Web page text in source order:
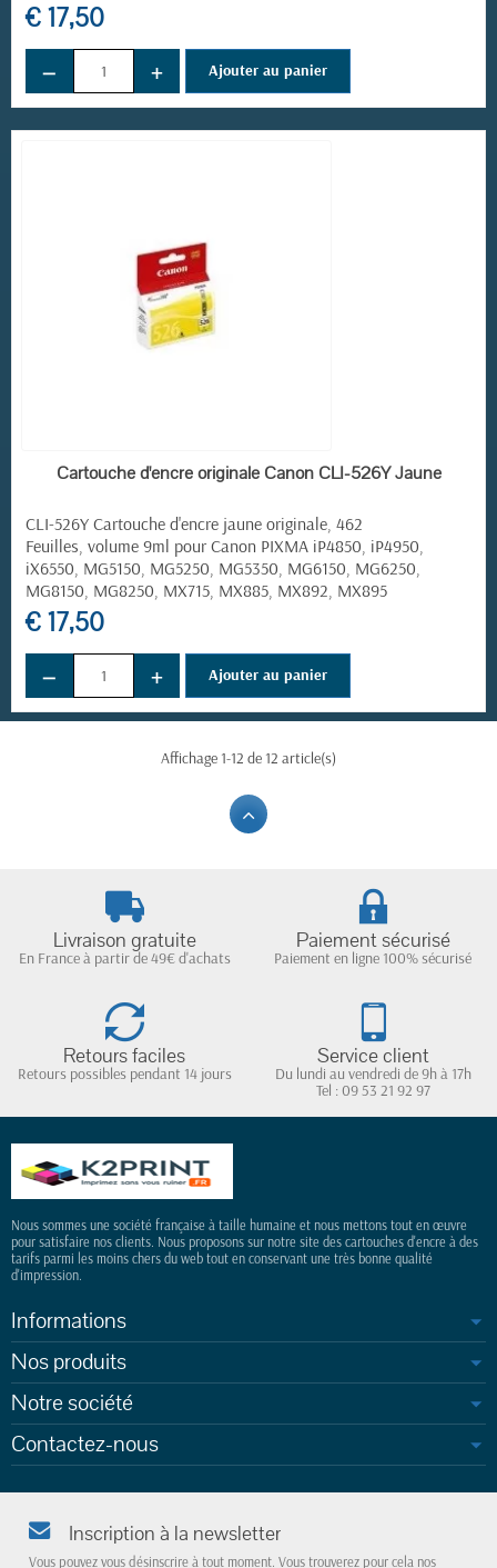
€ 17,50
− + Ajouter au panier
EN STOCK
Cartouche d'encre originale Canon CLI-526Y Jaune
CLI-526Y Cartouche d'encre jaune originale, 462
Feuilles, volume 9ml pour Canon PIXMA iP4850, iP4950,
iX6550, MG5150, MG5250, MG5350, MG6150, MG6250,
MG8150, MG8250, MX715, MX885, MX892, MX895
€ 17,50
− + Ajouter au panier
Affichage 1-12 de 12 article(s)
Livraison gratuite
En France à partir de 49€ d'achats
Paiement sécurisé
Paiement en ligne 100% sécurisé
Retours faciles
Retours possibles pendant 14 jours
Service client
Du lundi au vendredi de 9h à 17h
Tel : 09 53 21 92 97
Nous sommes une société française à taille humaine et nous mettons tout en œuvre
pour satisfaire nos clients. Nous proposons sur notre site des cartouches d'encre à des
tarifs parmi les moins chers du web tout en conservant une très bonne qualité
d'impression.
Informations
Nos produits
Notre société
Contactez-nous
Inscription à la newsletter
Vous pouvez vous désinscrire à tout moment. Vous trouverez pour cela nos